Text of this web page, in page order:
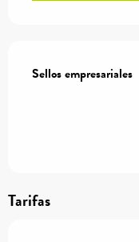
Sellos empresariales
Sellos empresariales
Tarifas